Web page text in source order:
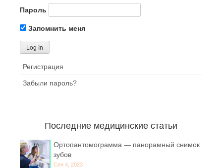
Пароль
Запомнить меня
Регистрация
Забыли пароль?
Последние медицинские статьи
Ортопантомограмма — панорамный снимок
зубов
Сен 4, 2023